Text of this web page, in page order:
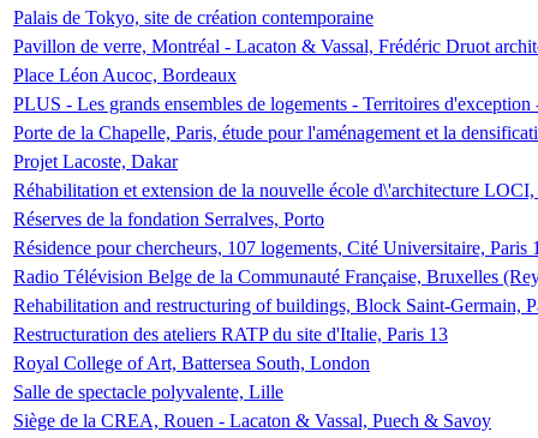
Palais de Tokyo, site de création contemporaine
Pavillon de verre, Montréal - Lacaton & Vassal, Frédéric Druot
Place Léon Aucoc, Bordeaux
PLUS - Les grands ensembles de logements - Territoires
Porte de la Chapelle, Paris, étude pour l'aménagement et la
Projet Lacoste, Dakar
Réhabilitation et extension de la nouvelle école d\'architecture
Réserves de la fondation Serralves, Porto
Résidence pour chercheurs, 107 logements, Cité Universitaire, Paris
Radio Télévision Belge de la Communauté Française, Bruxelles
Rehabilitation and restructuring of buildings, Block Saint-Germain,
Restructuration des ateliers RATP du site d'Italie, Paris 13
Royal College of Art, Battersea South, London
Salle de spectacle polyvalente, Lille
Siège de la CREA, Rouen - Lacaton & Vassal, Puech & Savoy